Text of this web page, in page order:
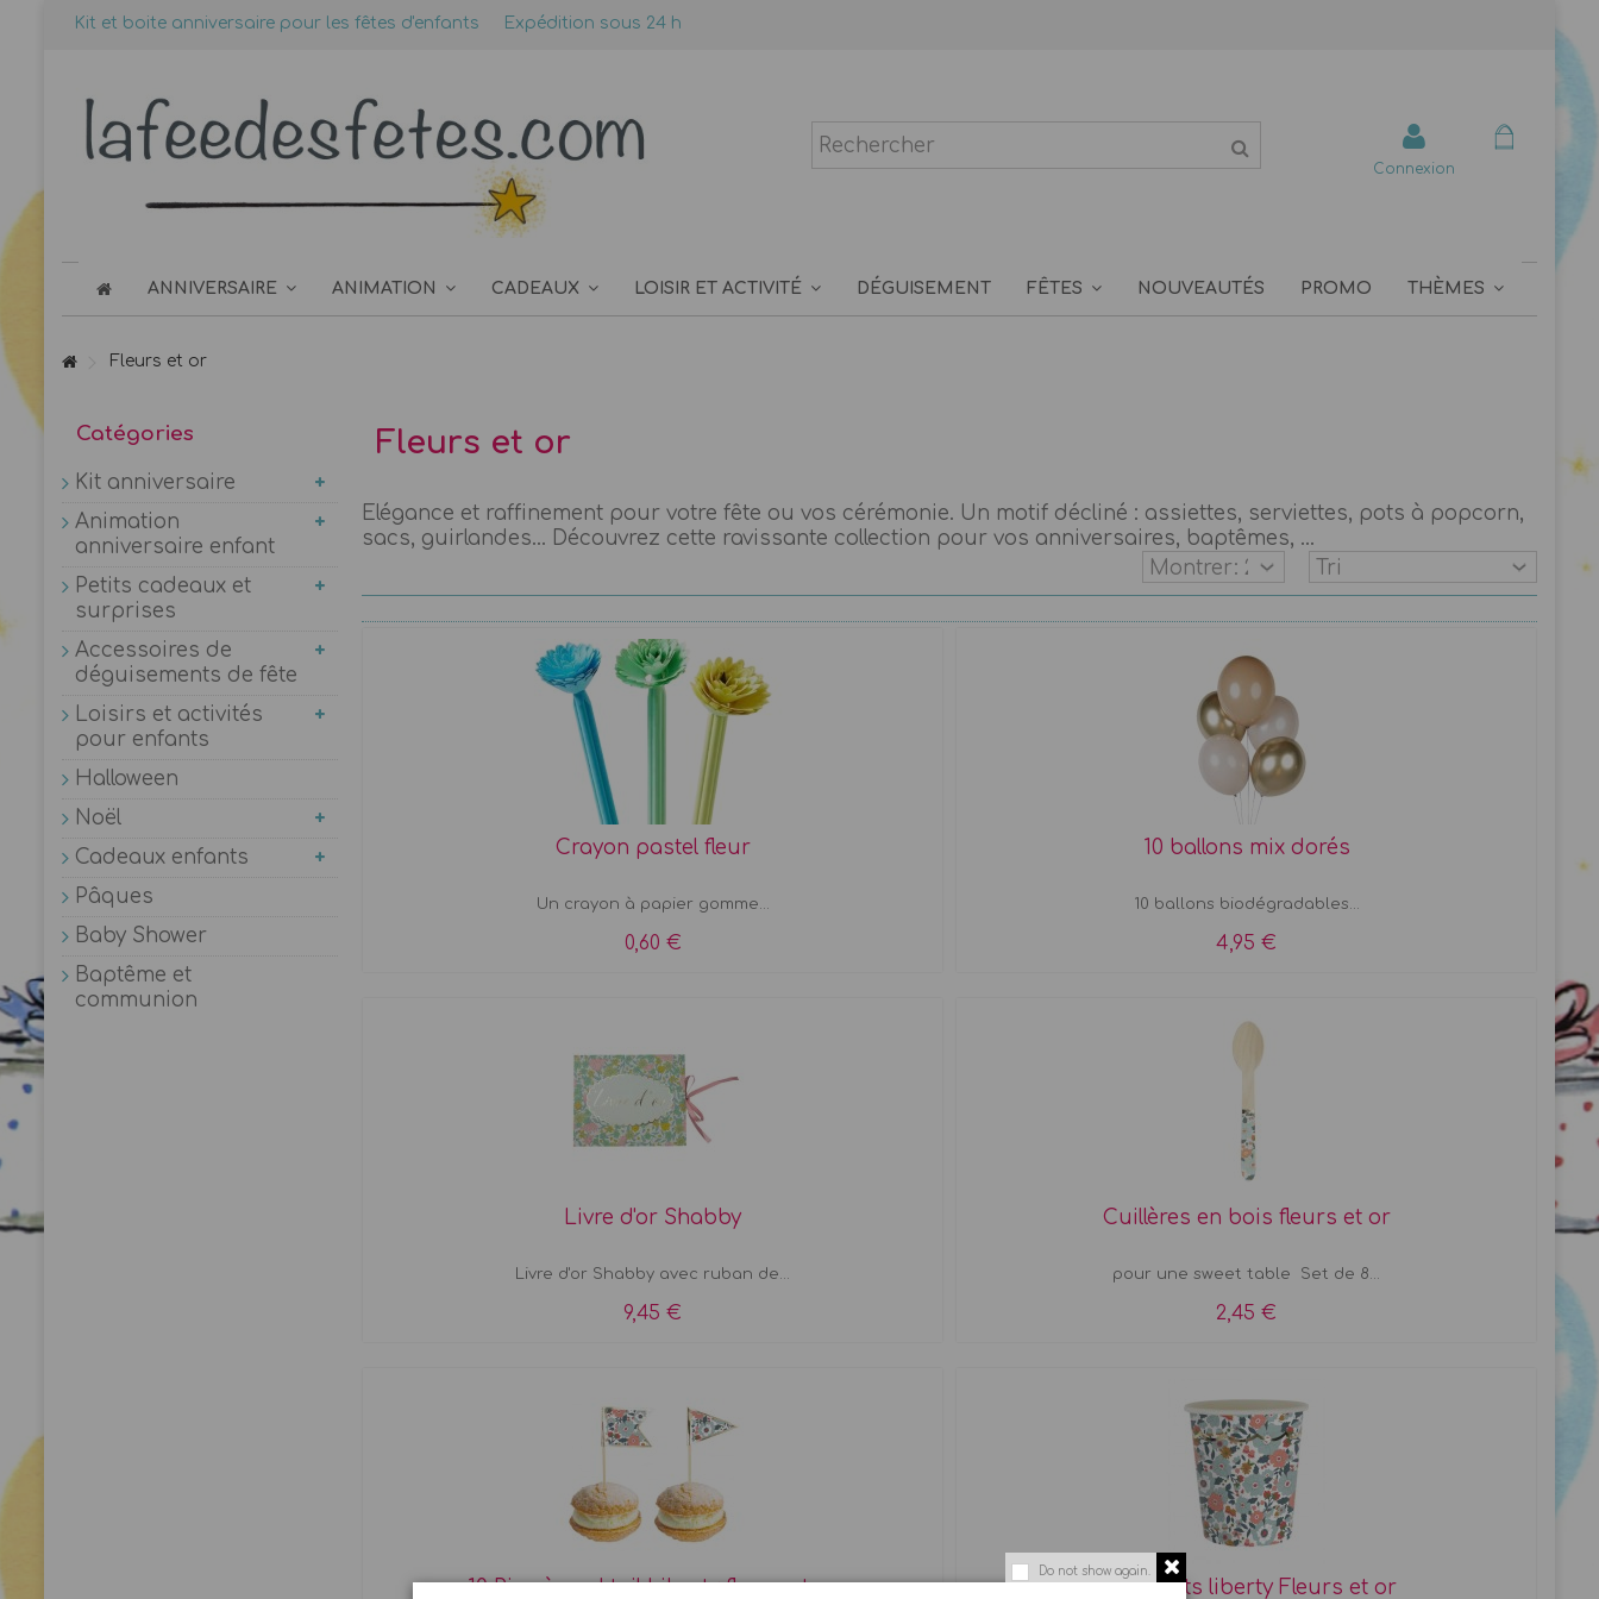
Do not show again.
Kit et boite anniversaire pour les fêtes d'enfants Expédition sous 24 h
Connexion
ANNIVERSAIRE ANIMATION CADEAUX LOISIR ET ACTIVITÉ DÉGUISEMENT FÊTES NOUVEAUTÉS PROMO THÈMES
Fleurs et or
Fleurs et or
Elégance et raffinement pour votre fête ou vos cérémonie. Un motif décliné : assiettes, serviettes, pots à popcorn,
sacs, guirlandes... Découvrez cette ravissante collection pour vos anniversaires, baptêmes, ...
Crayon pastel fleur
Un crayon à papier gomme...
0,60 €
10 ballons mix dorés
10 ballons biodégradables...
4,95 €
Livre d'or Shabby
Livre d'or Shabby avec ruban de...
9,45 €
Cuillères en bois fleurs et or
pour une sweet table Set de 8...
2,45 €
10 Pics à cocktail Liberty fleurs et or 8 Gobelets liberty Fleurs et or
Catégories
Kit anniversaire
Animation
anniversaire enfant
Petits cadeaux et
surprises
Accessoires de
déguisements de fête
Loisirs et activités
pour enfants
Halloween
Noël
Cadeaux enfants
Pâques
Baby Shower
Baptême et
communion